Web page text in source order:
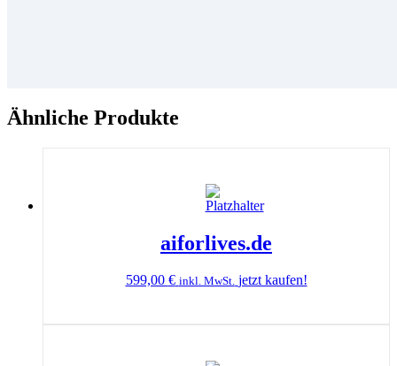
Ähnliche Produkte
aiforlives.de
599,00 € inkl. MwSt. jetzt kaufen!